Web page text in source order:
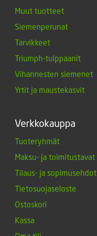
Muut tuotteet
Siemenperunat
Tarvikkeet
Triumph-tulppaanit
Vihannesten siemenet
Yrtit ja maustekasvit
Verkkokauppa
Tuoteryhmät
Maksu- ja toimitustavat
Tilaus- ja sopimusehdot
Tietosuojaseloste
Ostoskori
Kassa